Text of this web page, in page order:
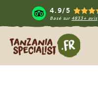
4.9/5
Basé sur 4833+ avis
Tanzania Specialist